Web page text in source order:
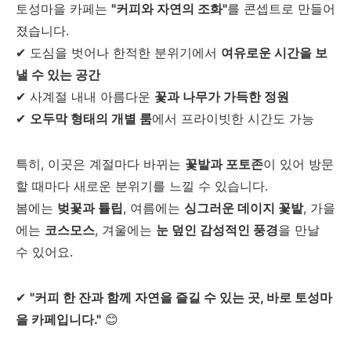
토성마을 카페는 "커피와 자연의 조화"를 콘셉트로 만들어
졌습니다.
✔ 도심을 벗어나 한적한 분위기에서 여유로운 시간을 보
낼 수 있는 공간
✔ 사계절 내내 아름다운 꽃과 나무가 가득한 정원
✔ 오두막 형태의 개별 룸에서 프라이빗한 시간도 가능
특히, 이곳은 계절마다 바뀌는 꽃밭과 포토존이 있어 방문
할 때마다 새로운 분위기를 느낄 수 있습니다.
봄에는 벚꽃과 튤립, 여름에는 싱그러운 데이지 꽃밭, 가을
에는 코스모스, 겨울에는 눈 덮인 감성적인 풍경을 만날
수 있어요.
✔ "커피 한 잔과 함께 자연을 즐길 수 있는 곳, 바로 토성마
을 카페입니다." 😊